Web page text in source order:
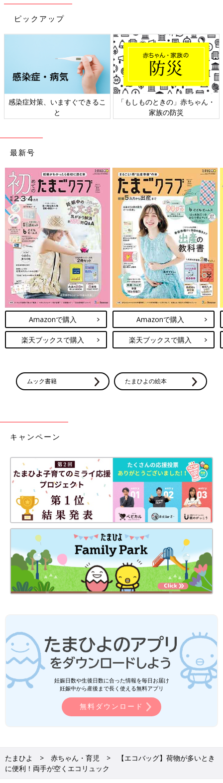
ピックアップ
感染症対策、いますぐできるこ
と
「もしものときの」赤ちゃん・
家族の防災
最新号
Amazonで購入
楽天ブックスで購入
Amazonで購入
楽天ブックスで購入
ムック書籍 たまひよの絵本
キャンペーン
妊娠日数や生後日数に合った情報を毎日お届け
妊娠中から産後まで長く使える無料アプリ
無料ダウンロード
たまひよ 赤ちゃん・育児
【エコバッグ】荷物が多いとき
に便利！両手が空くエコリュック